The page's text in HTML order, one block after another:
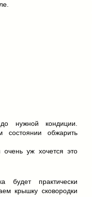
нужной кондиции.
обжарить
уж хочется это
будет практически
крышку сковородки